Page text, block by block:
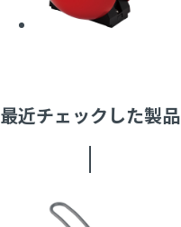
最近チェックした製品